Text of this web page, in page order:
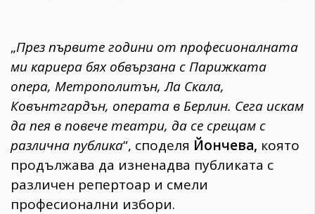
„През първите години от професионалната
ми кариера бях обвързана с Парижката
опера, Метрополитън, Ла Скала,
Ковънтгардън, операта в Берлин. Сега искам
да пея в повече театри, да се срещам с
различна публика“, споделя Йончева, която
продължава да изненадва публиката с
различен репертоар и смели
професионални избори.